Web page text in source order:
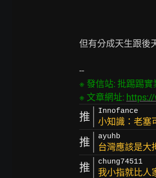
但有分成天生跟後
※ 發信站: 批踢踢
※ 文章網址:
推 Innofance
小知識：老塞
推 ayuhb
台灣應該是大
推 chung74511
我小指就比人